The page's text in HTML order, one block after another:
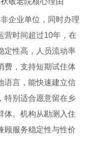
企业单位，同时办理
营时间超过10年，在
定性高，人员流动率
费，支持短期试住体
语言，能快速建立信
特别适合愿意留在乡
体。机构从勘测入住
顾服务稳定性与性价